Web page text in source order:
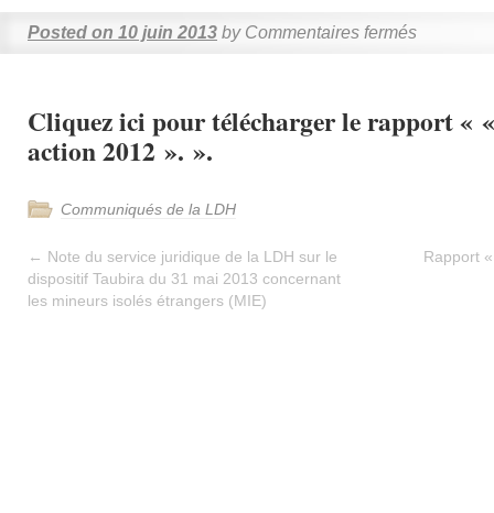
Posted on 10 juin 2013 by Commentaires fermés
Cliquez ici pour télécharger le rapport «
action 2012 ». ».
Communiqués de la LDH
← Note du service juridique de la LDH sur le
dispositif Taubira du 31 mai 2013 concernant
les mineurs isolés étrangers (MIE)
Rapport